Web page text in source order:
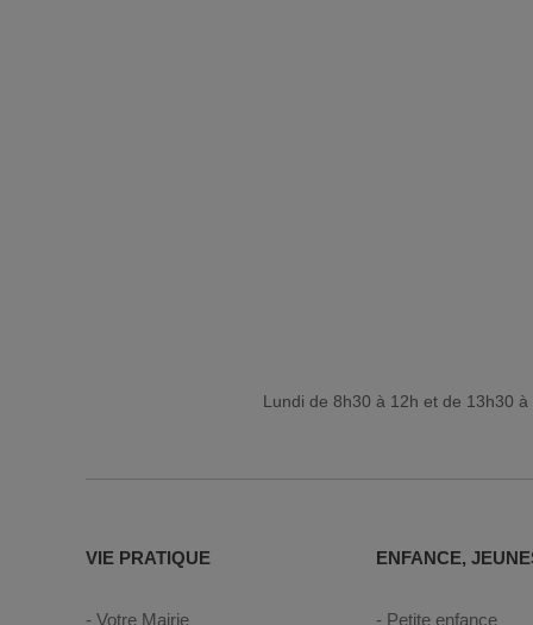
Lundi de 8h30 à 12h et de 13h30
VIE PRATIQUE
Votre Mairie
ENFANCE,
Petite enfance